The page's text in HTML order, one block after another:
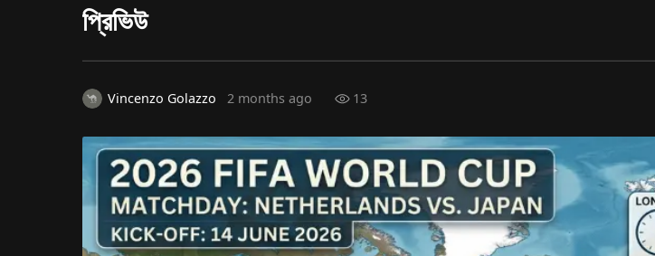
প্রিভিউ
Vincenzo Golazzo 2 months ago 13